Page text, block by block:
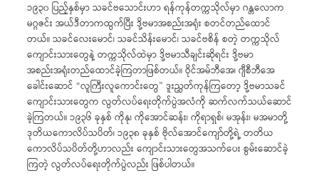
၁၉၃၀ ပြည့်နှစ်မှာ သခင်ဗသောင်းဟာ ရန်ကုန်တက္ကသိုလ်မှာ ဂန္တ​လောက
မဂ္ဂဇင်း အယ်ဒီတာကထွက်ပြီး ဒို့ဗမာအစည်းအရုံး စတင်တည်ထောင်
တယ်။ သခင်လေးမောင်၊ သခင်သိန်းမောင်၊ သခင်ဗစိန် စတဲ့ တက္ကသိုလ်
ကျောင်းသားတွေနဲ့ တက္ကသိုလ်ထဲမှာ ဒို့ဗမာသီချင်းဆိုရင်း ဒို့ဗမာ
အစည်းအရုံးတည်ထောင်ခဲ့ကြတာဖြစ်တယ်။ ဝိုင်အမ်ဘီအေ၊ ဂျီစီဘီအေ
ခေါင်းဆောင် “လူကြီးလူကောင်းတွေ” ဒူးညွှတ်ကုန်ကြတော့ ဒို့ဗမာသခင်
ကျောင်းသားတွေက လွတ်လပ်ရေးတိုက်ပွဲအလံကို ဆက်လက်သယ်ဆောင်
ခဲ့ကြတယ်။ ၁၉၃၆ ခုနှစ် ကိုနု၊ ကိုအောင်ဆန်း၊ ကိုရာရှစ်၊ မအုန်း၊ မအမာတို့
ဒုတိယကောလိပ်သပိတ်၊ ၁၉၃၈ ခုနှစ် ဗိုလ်အောင်ကျော်တို့ရဲ့ တတိယ
ကောလိပ်သပိတ်တို့ဟာလည်း ကျောင်းသားတွေအသက်ပေး စွမ်းဆောင်ခဲ့
ကြတဲ့ လွတ်လပ်ရေးတိုက်ပွဲလည်း ဖြစ်ပါတယ်။